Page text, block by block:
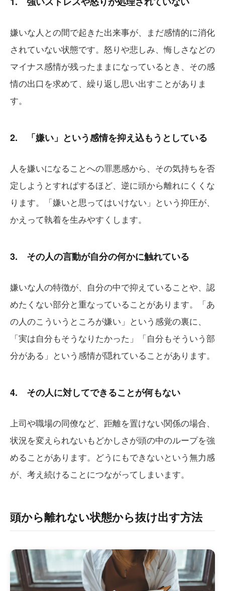
嫌いな人との間で起きた出来事が、まだ感情的に消化
されていない状態です。怒りや悲しみ、悔しさなどの
マイナス感情が残ったままになっているとき、その感
情の出口を求めて、繰り返し思い出すことがありま
す。
2. 「嫌い」という感情を抑え込もうとしている
人を嫌いになることへの罪悪感から、その気持ちを否
定しようとすればするほど、逆に頭から離れにくくな
ります。「嫌いと思ってはいけない」という抑圧が、
かえって執着を生みやすくします。
3. その人の言動が自分の何かに触れている
嫌いな人の特徴が、自分の中で抑えていることや、認
めたくない部分と重なっていることがあります。「あ
の人のこういうところが嫌い」という感覚の裏に、
「実は自分もそうなりたかった」「自分もそういう部
分がある」という感情が隠れていることがあります。
4. その人に対してできることが何もない
上司や職場の同僚など、距離を置けない関係の場合、
状況を変えられないもどかしさが頭の中のループを強
めることがあります。どうにもできないという無力感
が、考え続けることにつながってしまいます。
頭から離れない状態から抜け出す方法